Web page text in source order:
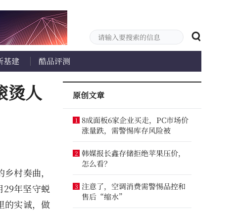
基建 酷品评测
烫人
村奏曲，
年坚守蜕
的实诚，做
原创文章
1
8成面板6家企业买走，PC市场价
涨量跌，需警惕库存风险被
2 韩媒报长鑫存储拒绝苹果压价，
怎么看？
3 注意了，空调消费需警惕品控和
售后“缩水”